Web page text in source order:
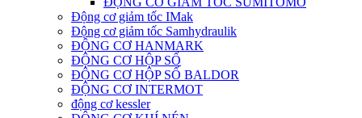
Động cơ giảm tốc IMak
Động cơ giảm tốc Samhydraulik
ĐỘNG CƠ HANMARK
ĐỘNG CƠ HỘP SỐ
ĐỘNG CƠ HỘP SỐ BALDOR
ĐỘNG CƠ INTERMOT
động cơ kessler